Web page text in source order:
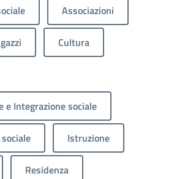
Associazioni
Cultura
e Integrazione sociale
Istruzione
Residenza